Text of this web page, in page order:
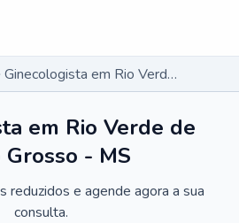
Ginecologista em Rio Verde de Mato Grosso - MS
em Rio Verde de
Grosso - MS
reduzidos e agende agora a sua
consulta.